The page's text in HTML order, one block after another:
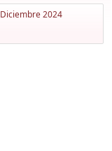
Diciembre 2024